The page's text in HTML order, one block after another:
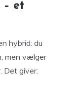
– et
hybrid: du
men vælger
Det giver: